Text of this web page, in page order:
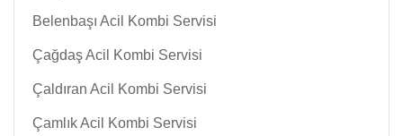
Belenbaşı Acil Kombi Servisi
Çağdaş Acil Kombi Servisi
Çaldıran Acil Kombi Servisi
Çamlık Acil Kombi Servisi